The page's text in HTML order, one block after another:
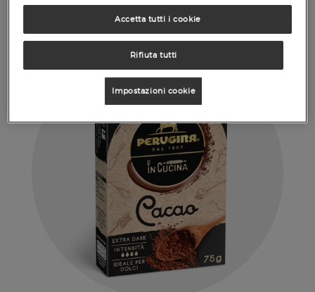
Rifiuta tutti
Accetta tutti i cookie
Impostazioni cookie